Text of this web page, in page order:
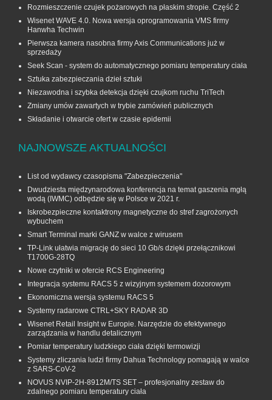
Rozmieszczenie czujek pożarowych na płaskim stropie. Część 2
Wisenet WAVE 4.0. Nowa wersja oprogramowania VMS firmy
Hanwha Techwin
Pierwsza kamera nasobna firmy Axis Communications już w
sprzedaży
Seek Scan - system do automatycznego pomiaru temperatury ciała
Sztuka zabezpieczania dzieł sztuki
Niezawodna i szybka detekcja dzięki czujkom ruchu TriTech
Zmiany umów zawartych w trybie zamówień publicznych
Składanie i otwarcie ofert w czasie epidemii
NAJNOWSZE AKTUALNOŚCI
List od wydawcy czasopisma "Zabezpieczenia"
Dwudziesta międzynarodowa konferencja na temat gaszenia mgłą
wodą (IWMC) odbędzie się w Polsce w 2021 r.
Iskrobezpieczne kontaktrony magnetyczne do stref zagrożonych
wybuchem
Smart Terminal marki GANZ w walce z wirusem
TP-Link ułatwia migrację do sieci 10 Gb/s dzięki przełącznikowi
T1700G‑28TQ
Nowe czytniki w ofercie RCS Engineering
Integracja systemu RACS 5 z wizyjnym systemem dozorowym
Ekonomiczna wersja systemu RACS 5
Systemy radarowe CTRL+SKY RADAR 3D
Wisenet Retail Insight w Europie. Narzędzie do efektywnego
zarządzania w handlu detalicznym
Pomiar temperatury ludzkiego ciała dzięki termowizji
Systemy zliczania ludzi firmy Dahua Technology pomagają w walce
z SARS-CoV-2
NOVUS NVIP-2H-8912M/TS SET – profesjonalny zestaw do
zdalnego pomiaru temperatury ciała